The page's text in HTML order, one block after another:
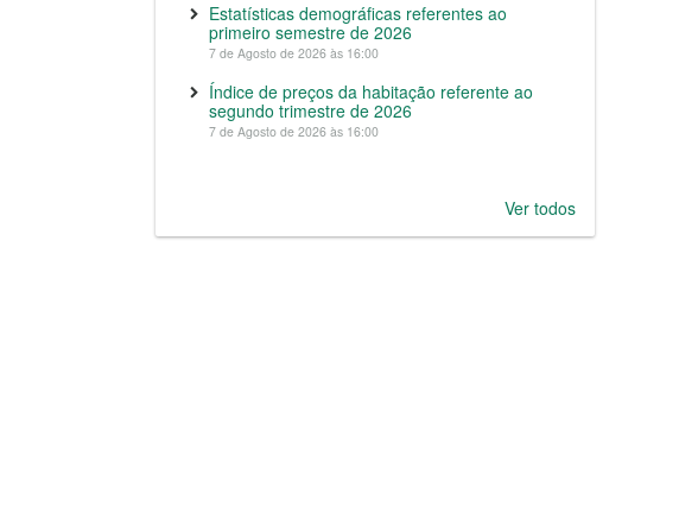
Estatísticas demográficas referentes ao
primeiro semestre de 2026
7 de Agosto de 2026 às 16:00
Índice de preços da habitação referente ao
segundo trimestre de 2026
7 de Agosto de 2026 às 16:00
Ver todos